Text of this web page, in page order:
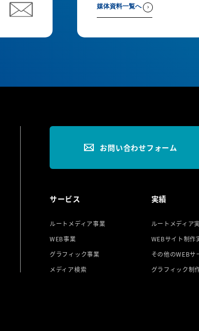
媒体資料一覧へ
お問い合わせフォーム
サービス
ルートメディア事業
WEB事業
グラフィック事業
メディア検索
実績
ルートメディア
WEBサイト制作
その他のWEBサ
グラフィック制